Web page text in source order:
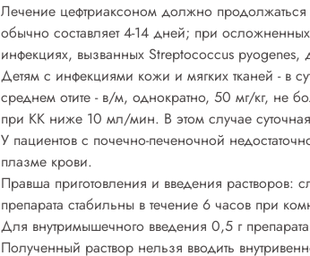
Лечение цефтриаксоном должно
обычно составляет 4-14 дней; при
инфекциях, вызванных Streptococcus
Детям с инфекциями кожи и мягких тканей - в
среднем отите - в/м, однократно, 50 мг/кг, не
при КК ниже 10 мл/мин. В этом случае
У пациентов с почечно-печеночной
плазме крови.
Правша приготовления и введения растворов:
препарата стабильны в течение 6 часов при
Для внутримышечного введения 0,5 г
Полученный раствор нельзя вводить